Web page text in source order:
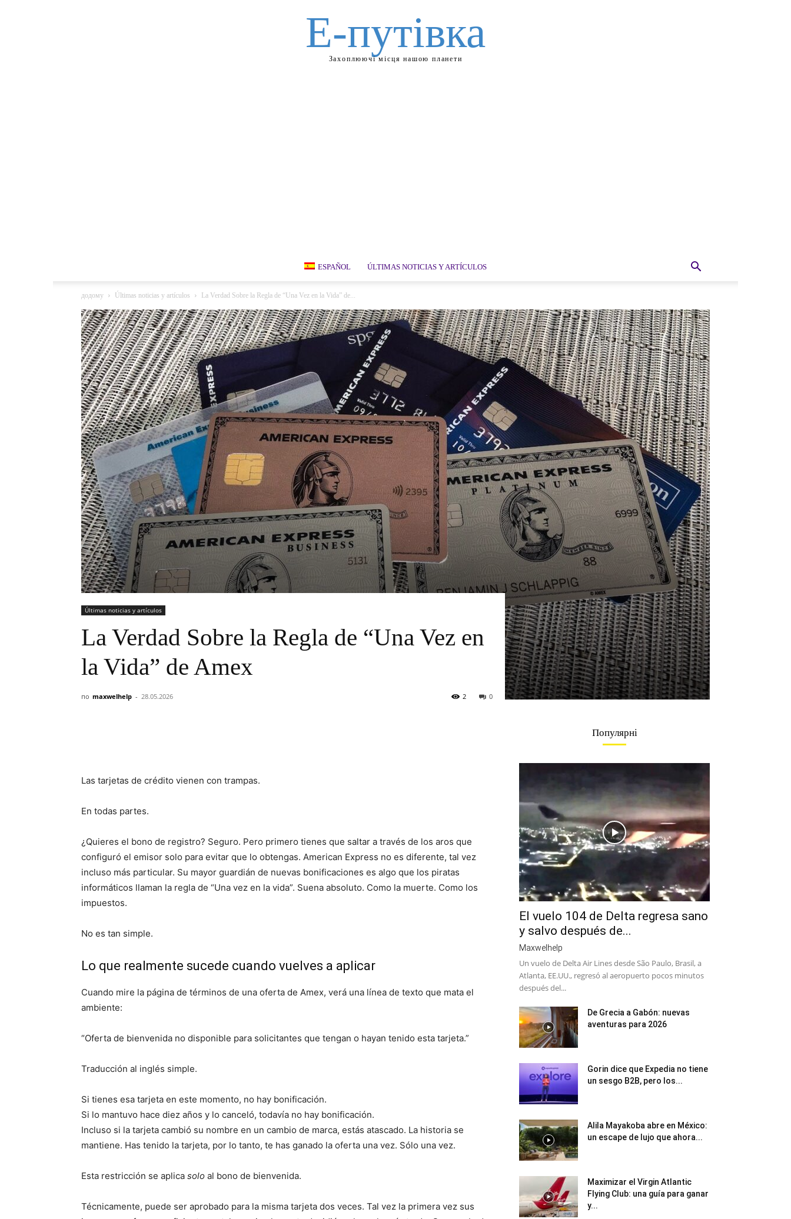
Е-путівка
Захоплюючі місця нашою планети
ESPAÑOL ÚLTIMAS NOTICIAS Y ARTÍCULOS
додому Últimas noticias y artículos La Verdad Sobre la Regla de “Una Vez en la Vida” de...
Últimas noticias y artículos
La Verdad Sobre la Regla de “Una Vez en
la Vida” de Amex
по maxwelhelp - 28.05.2026 0
2
Las tarjetas de crédito vienen con trampas.
En todas partes.
¿Quieres el bono de registro? Seguro. Pero primero tienes que saltar a través de los aros que
configuró el emisor solo para evitar que lo obtengas. American Express no es diferente, tal vez
incluso más particular. Su mayor guardián de nuevas bonificaciones es algo que los piratas
informáticos llaman la regla de “Una vez en la vida”. Suena absoluto. Como la muerte. Como los
impuestos.
No es tan simple.
Lo que realmente sucede cuando vuelves a aplicar
Cuando mire la página de términos de una oferta de Amex, verá una línea de texto que mata el
ambiente:
“Oferta de bienvenida no disponible para solicitantes que tengan o hayan tenido esta tarjeta.”
Traducción al inglés simple.
Si tienes esa tarjeta en este momento, no hay bonificación.
Si lo mantuvo hace diez años y lo canceló, todavía no hay bonificación.
Incluso si la tarjeta cambió su nombre en un cambio de marca, estás atascado. La historia se
mantiene. Has tenido la tarjeta, por lo tanto, te has ganado la oferta una vez. Sólo una vez.
Esta restricción se aplica solo al bono de bienvenida.
Técnicamente, puede ser aprobado para la misma tarjeta dos veces. Tal vez la primera vez sus
Популярні
El vuelo 104 de Delta regresa sano
y salvo después de...
Maxwelhelp
Un vuelo de Delta Air Lines desde São Paulo, Brasil, a
Atlanta, EE.UU., regresó al aeropuerto pocos minutos
después del...
De Grecia a Gabón: nuevas
aventuras para 2026
Gorin dice que Expedia no tiene
un sesgo B2B, pero los...
Alila Mayakoba abre en México:
un escape de lujo que ahora...
Maximizar el Virgin Atlantic
Flying Club: una guía para ganar
y...